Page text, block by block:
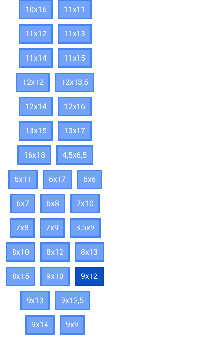
10х16 11х11
11х12 11х13
11х14 11х15
12х12 12х13,5
12х14 12х16
13х15 13х17
16х18 4,5х6,5
6х11 6х17 6х6
6х7 6х8 7х10
7х8 7х9 8,5х9
8х10 8х12 8х13
8х15 9х10 9х12
9х13 9х13,5
9х14 9х9